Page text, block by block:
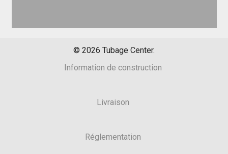
© 2026 Tubage Center.
Information de construction
Livraison
Réglementation